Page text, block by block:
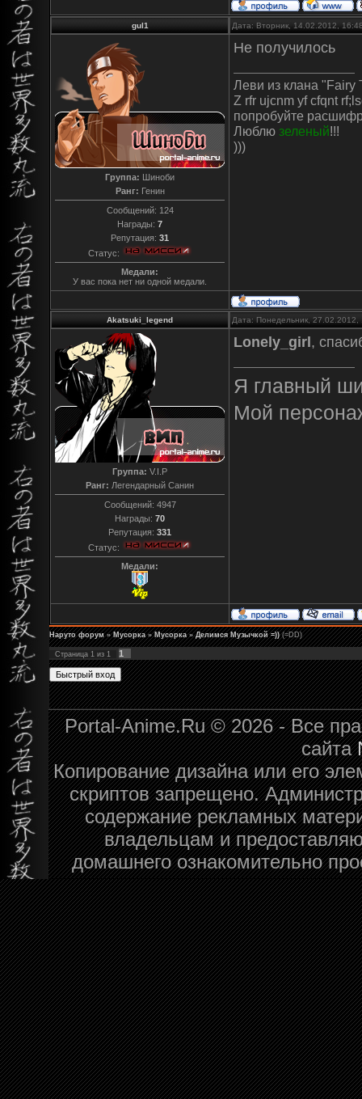
gul1 Дата: Вторник, 14.02.2012,
Группа: Шиноби
Ранг: Генин
Сообщений: 124
Награды: 7
Репутация: 31
Статус:
Медали:
У вас пока нет ни одной медали.
Не получилось
Леви из клана "Fairy
Z rfr ujcnm yf cfqnt
попробуйте
Люблю зеленый!!!
)))
Akatsuki_legend Дата: Понедельник,
Группа: V.I.P
Ранг: Легендарный Санин
Сообщений: 4947
Награды: 70
Репутация: 331
Статус:
Медали:
Lonely_girl,
Я главный
Мой
Наруто форум » Мусорка » Мусорка » Делимся Музычкой =)) (=DD)
Страница 1 из 1 1
Portal-Anime.Ru © 2026 - Все
сайта
Копирование дизайна или его
скриптов запрещено.
содержание рекламных
владельцам и
домашнего ознакомительно